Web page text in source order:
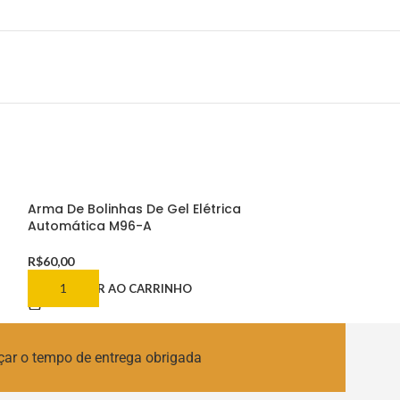
Arma De Bolinhas De Gel Elétrica
Automática M96-A
R$60,00
ADICIONAR AO CARRINHO
o tempo de entrega obrigada